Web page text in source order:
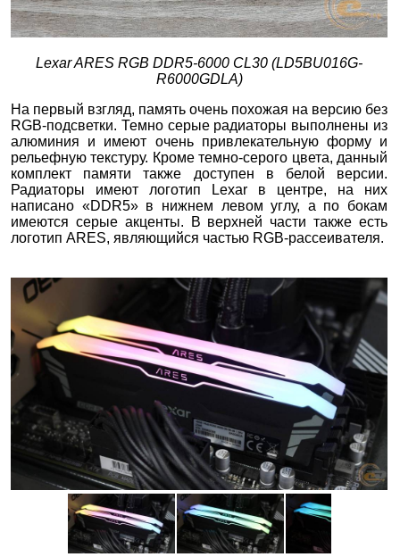
Lexar ARES RGB DDR5-6000 CL30 (LD5BU016G-
R6000GDLA)
На первый взгляд, память очень похожая на версию без
RGB-подсветки. Темно серые радиаторы выполнены из
алюминия и имеют очень привлекательную форму и
рельефную текстуру. Кроме темно-серого цвета, данный
комплект памяти также доступен в белой версии.
Радиаторы имеют логотип Lexar в центре, на них
написано «DDR5» в нижнем левом углу, а по бокам
имеются серые акценты. В верхней части также есть
логотип ARES, являющийся частью RGB-рассеивателя.